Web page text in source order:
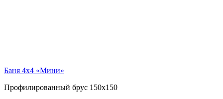
Баня 4х4 «Мини»
Профилированный брус 150х150